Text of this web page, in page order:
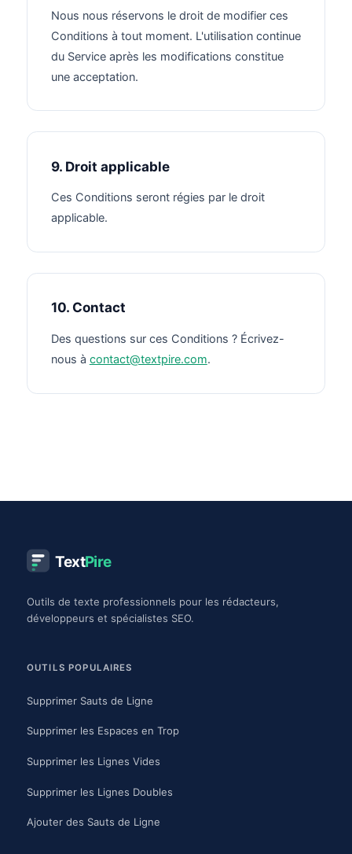
Nous nous réservons le droit de modifier ces
Conditions à tout moment. L'utilisation continue
du Service après les modifications constitue
une acceptation.
9. Droit applicable
Ces Conditions seront régies par le droit
applicable.
10. Contact
Des questions sur ces Conditions ? Écrivez-
nous à contact@textpire.com.
TextPire
Outils de texte professionnels pour les rédacteurs,
développeurs et spécialistes SEO.
OUTILS POPULAIRES
Supprimer Sauts de Ligne
Supprimer les Espaces en Trop
Supprimer les Lignes Vides
Supprimer les Lignes Doubles
Ajouter des Sauts de Ligne